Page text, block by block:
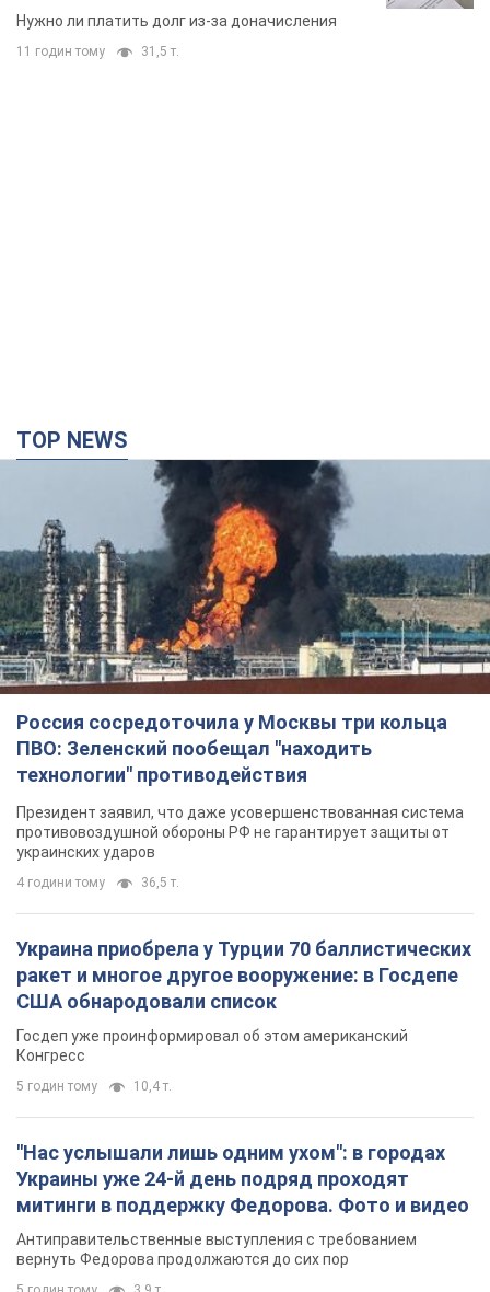
вынес неожиданное решение
Нужно ли платить долг из-за доначисления
11 годин тому 31,5 т.
TOP NEWS
Россия сосредоточила у Москвы три кольца
ПВО: Зеленский пообещал "находить
технологии" противодействия
Президент заявил, что даже усовершенствованная система
противовоздушной обороны РФ не гарантирует защиты от
украинских ударов
4 години тому 36,5 т.
Украина приобрела у Турции 70 баллистических
ракет и многое другое вооружение: в Госдепе
США обнародовали список
Госдеп уже проинформировал об этом американский
Конгресс
5 годин тому 10,4 т.
"Нас услышали лишь одним ухом": в городах
Украины уже 24-й день подряд проходят
митинги в поддержку Федорова. Фото и видео
Антиправительственные выступления с требованием
вернуть Федорова продолжаются до сих пор